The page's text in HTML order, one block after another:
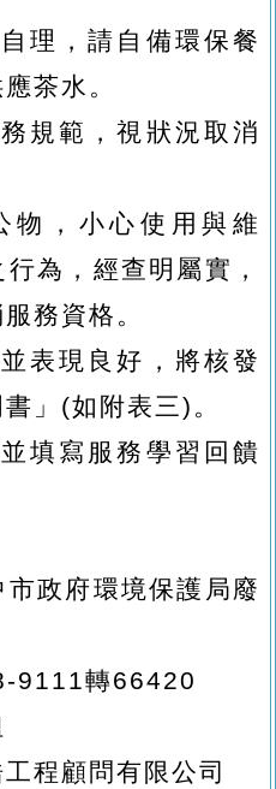
理，請自備環保餐
茶水。
規範，視狀況取消
物，小心使用與維
為，經查明屬實，
務資格。
表現良好，將核發
」 (如附表三) 。
填寫服務學習回饋
政府環境保護局廢
9111轉66420
程顧問有限公司